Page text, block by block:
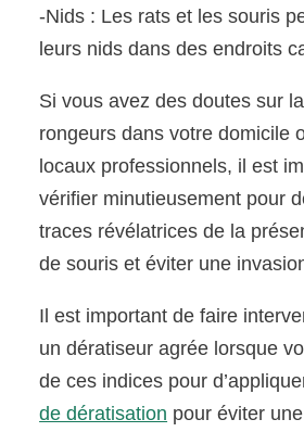
-Nids : Les rats et les souris
leurs nids dans des endroits
Si vous avez des doutes sur
rongeurs dans votre domicile
locaux professionnels, il est
vérifier minutieusement pour
traces révélatrices de la
de souris et éviter une
Il est important de faire
un dératiseur agrée lorsque
de ces indices pour
de dératisation pour éviter